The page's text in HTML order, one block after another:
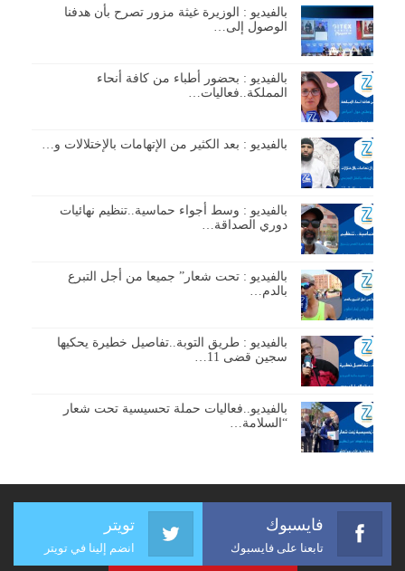
بالفيديو : الوزيرة غيثة مزور تصرح بأن هدفنا
الوصول إلى…
بالفيديو : بحضور أطباء من كافة أنحاء
المملكة..فعاليات…
بالفيديو : بعد الكثير من الإتهامات بالإختلالات و…
بالفيديو : وسط أجواء حماسية..تنظيم نهائيات
دوري الصداقة…
بالفيديو : تحت شعار” جميعا من أجل التبرع
بالدم…
بالفيديو : طريق التوبة..تفاصيل خطيرة يحكيها
سجين قضى 11…
بالفيديو..فعاليات حملة تحسيسية تحت شعار
“السلامة…
فايسبوك
تابعنا على فايسبوك
تويتر
انضم إلينا في تويتر